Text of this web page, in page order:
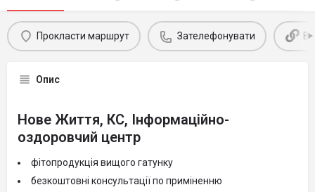
Прокласти маршрут Зателефонувати
Опис
Нове Життя, КС, Інформаційно-
оздоровчий центр
фітопродукція вищого гатунку
безкоштовні консультації по приміненню